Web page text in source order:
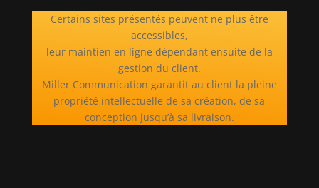
Certains sites présentés peuvent ne plus être
accessibles,
leur maintien en ligne dépendant ensuite de la
gestion du client.
Miller Communication garantit au client la pleine
propriété intellectuelle de sa création, de sa
conception jusqu’à sa livraison.